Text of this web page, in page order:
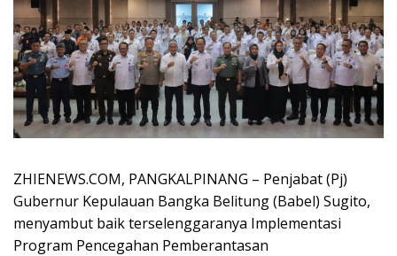
ZHIENEWS.COM, PANGKALPINANG – Penjabat (Pj)
Gubernur Kepulauan Bangka Belitung (Babel) Sugito,
menyambut baik terselenggaranya Implementasi
Program Pencegahan Pemberantasan